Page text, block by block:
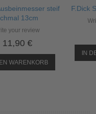
steif
13cm
your review
11,90 €
WARENKORB
F.Dick
IN